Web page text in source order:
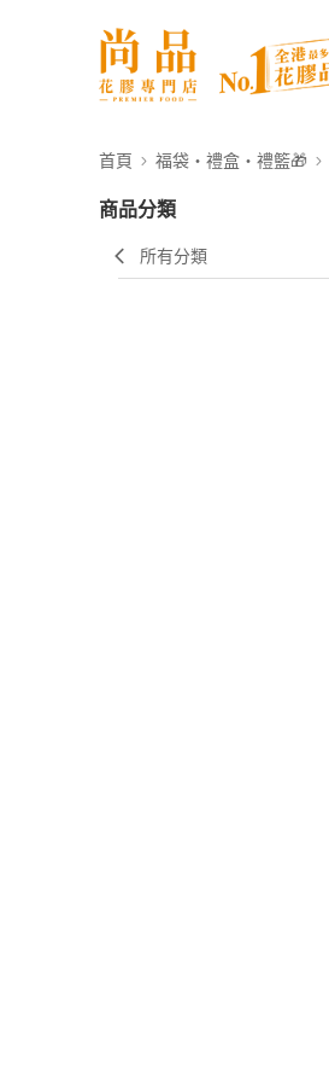
首頁 福袋・禮盒・禮籃🎁
商品分類
所有分類